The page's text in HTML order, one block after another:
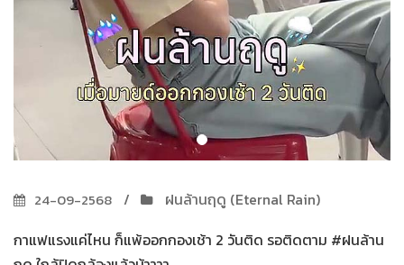
24-09-2568
ฝนล้านฤดู (Eternal Rain)
กาแฟแรงแค่ไหน ก็แพ้ออกกองเช้า 2 วันติด รอติดตาม #ฝนล้าน